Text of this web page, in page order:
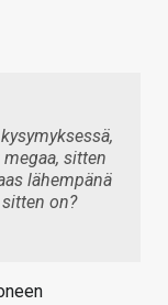
sitten
lähempänä
on?